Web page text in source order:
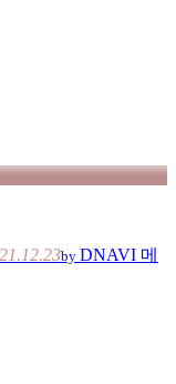
by DNAVI 메